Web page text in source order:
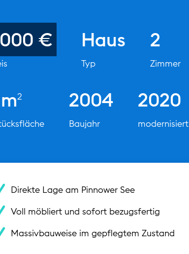
€ Haus
Typ
2
Zimmer
2 2004
Baujahr
2020
modernisiert
Direkte Lage am Pinnower See
Voll möbliert und sofort bezugsfertig
Massivbauweise im gepflegtem Zustand